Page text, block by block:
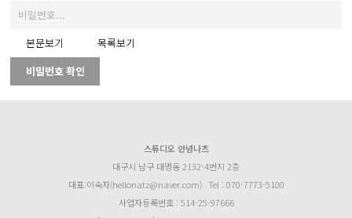
본문보기
목록보기
비밀번호 확인
스튜디오 안녕나츠
대구시 남구 대명동 2132-4번지 2층
대표:이숙자(hellonatz@naver.com) Tel : 070-7773-5100
사업자등록번호 : 514-25-97666